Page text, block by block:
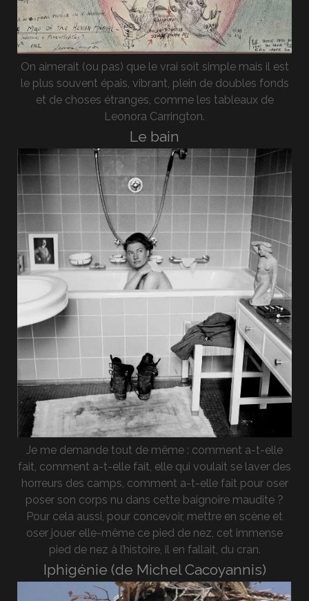
On aimerait (ou pas) que le vrai soit simple mais il est
le plus souvent épais, vibrant, plein de doubles fonds
et de choses étranges, comme les tableaux de
Leonora Carrington.
Le bain
Je me demande tout de même : comment a-t-elle
fait, comment a-t-elle fait, elle qui voulait se laver des
horreurs des camps, comment a-t-elle fait pour oser
poser son corps nu dans cette baignoire maudite ?
Pour cela aussi, pour concevoir, mettre en scène et
oser jouer elle-même ce pied de nez, cet immense
pied de nez à l’histoire, il en fallait, du cran.
Iphigénie (de Michel Cacoyannis)